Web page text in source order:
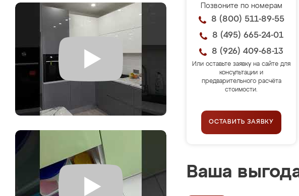
Позвоните по номерам
8 (800) 511-89-55
8 (495) 665-24-01
8 (926) 409-68-13
Или оставьте заявку на сайте для
консультации и
предварительного расчёта
стоимости.
ОСТАВИТЬ ЗАЯВКУ
Ваша